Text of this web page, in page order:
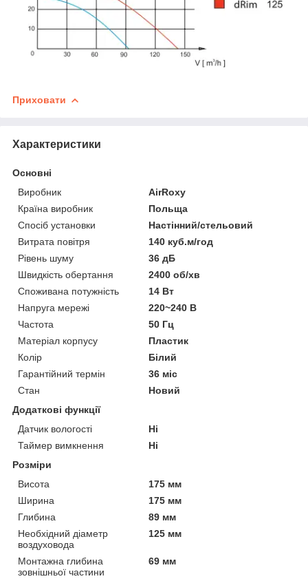
Приховати
Характеристики
Основні
Виробник
AirRoxy
Країна виробник
Польща
Спосіб установки
Настінний/стельовий
Витрата повітря
140 куб.м/год
Рівень шуму
36 дБ
Швидкість обертання
2400 об/хв
Споживана потужність
14 Вт
Напруга мережі
220~240 В
Частота
50 Гц
Матеріал корпусу
Пластик
Колір
Білий
Гарантійний термін
36 міс
Стан
Новий
Додаткові функції
Датчик вологості
Ні
Таймер вимкнення
Ні
Розміри
Висота
175 мм
Ширина
175 мм
Глибина
89 мм
Необхідний діаметр
воздуховода
125 мм
Монтажна глибина
зовнішньої частини
69 мм